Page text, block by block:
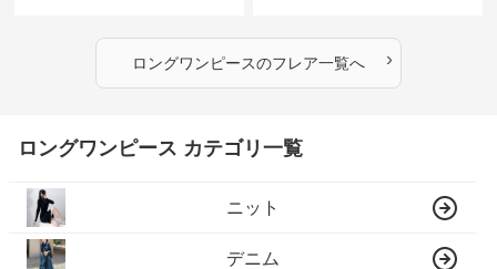
ロングワンピースのフレア一覧へ ›
ロングワンピース カテゴリ一覧
ニット
デニム